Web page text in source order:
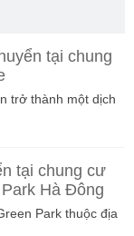
tại chung
trở thành một dịch
tại chung cư
Hà Đông
Park thuộc địa